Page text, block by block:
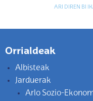
ARI DIREN BI
Orrialdeak
Albisteak
Jarduerak
Arlo Sozio-